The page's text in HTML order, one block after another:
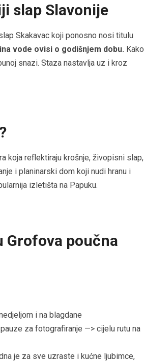
slap Slavonije
Skakavac koji ponosno nosi titulu
vode ovisi o godišnjem dobu. Kako
snazi. Staza nastavlja uz i kroz
koja reflektiraju krošnje, živopisni slap,
i planinarski dom koji nudi hranu i
izletišta na Papuku.
poučna
i na blagdane
za fotografiranje —> cijelu rutu na
je za sve uzraste i kućne ljubimce,